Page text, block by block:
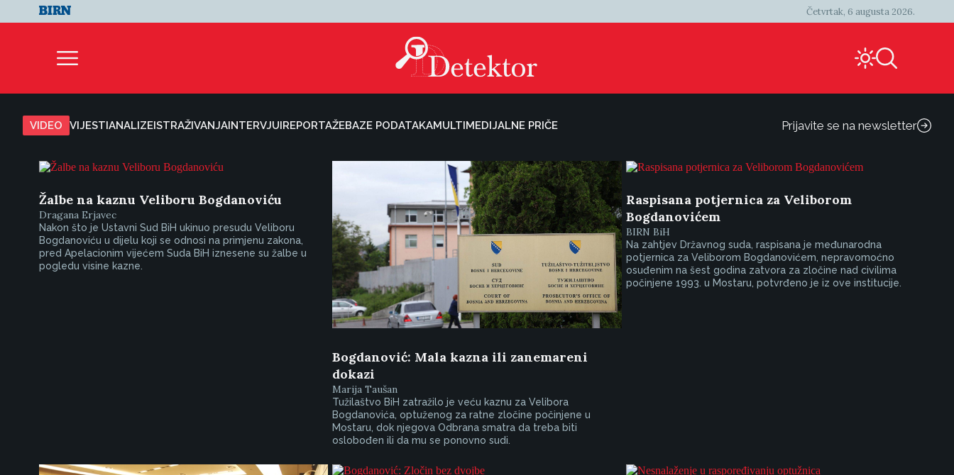
Četvrtak, 6 augusta 2026.
VIDEO VIJESTIANALIZEISTRAŽIVANJAINTERVJUIREPORTAŽEBAZE PODATAKAMULTIMEDIJALNE PRIČE Prijavite se na newsletter
Žalbe na kaznu Veliboru Bogdanoviću
Dragana Erjavec
Nakon što je Ustavni Sud BiH ukinuo presudu Veliboru
Bogdanoviću u dijelu koji se odnosi na primjenu zakona,
pred Apelacionim vijećem Suda BiH iznesene su žalbe u
pogledu visine kazne.
Bogdanović: Mala kazna ili zanemareni
dokazi
Marija Taušan
Tužilaštvo BiH zatražilo je veću kaznu za Velibora
Bogdanovića, optuženog za ratne zločine počinjene u
Mostaru, dok njegova Odbrana smatra da treba biti
oslobođen ili da mu se ponovno sudi.
Raspisana potjernica za Veliborom
Bogdanovićem
BIRN BiH
Na zahtjev Državnog suda, raspisana je međunarodna
potjernica za Veliborom Bogdanovićem, nepravomoćno
osuđenim na šest godina zatvora za zločine nad civilima
počinjene 1993. u Mostaru, potvrđeno je iz ove institucije.